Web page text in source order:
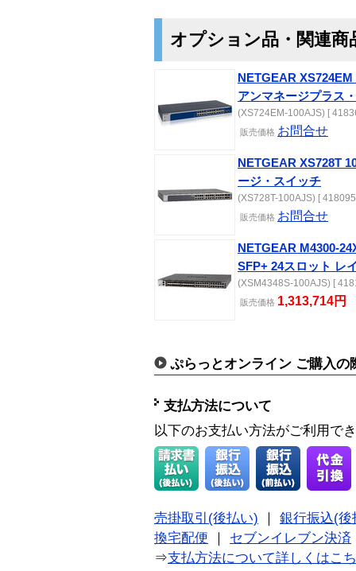
オプション品・関連商
NETGEAR
アンマネージプラス
(XS724EM-100AJS) [
販売価格 お問合せ
NETGEAR XS728T
ージ・スイッチ
(XS728T-100AJS) [
販売価格 お問合せ
NETGEAR M4300-
SFP+ 24スロット レ
(XSM4348S-100AJS) [
販売価格 1,313,714円
ぷらっとオンライン ご購入の
支払方法について
以下のお支払い方法がご利用で
売掛取引(後払い)
銀行振込(後
換宅配便
セブンイレブン決済
⇒支払方法について詳しくはこ